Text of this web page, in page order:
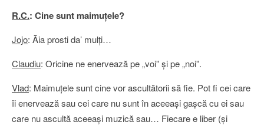
R.C.: Cine sunt maimuţele?
Jojo: Ăia prosti da’ mulţi…
Claudiu: Oricine ne enervează pe „voi” şi pe „noi”.
Vlad: Maimuţele sunt cine vor ascultătorii să fie. Pot fi cei care
îi enervează sau cei care nu sunt în aceeaşi gaşcă cu ei sau
care nu ascultă aceeaşi muzică sau… Fiecare e liber (şi